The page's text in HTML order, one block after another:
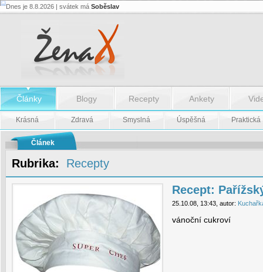
Recept:
Dnes je 8.8.2026 | svátek má Soběslav
Články Blogy Recepty Ankety
Krásná Zdravá Smyslná Úspěšná Praktická
Článek
Rubrika: Recepty
Recept:
25.10.08, 13:43, autor:
vánoční cukroví